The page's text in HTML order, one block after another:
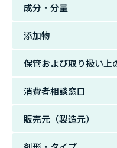
成分・分量
添加物
保管および取り扱い上
消費者相談窓口
販売元（製造元）